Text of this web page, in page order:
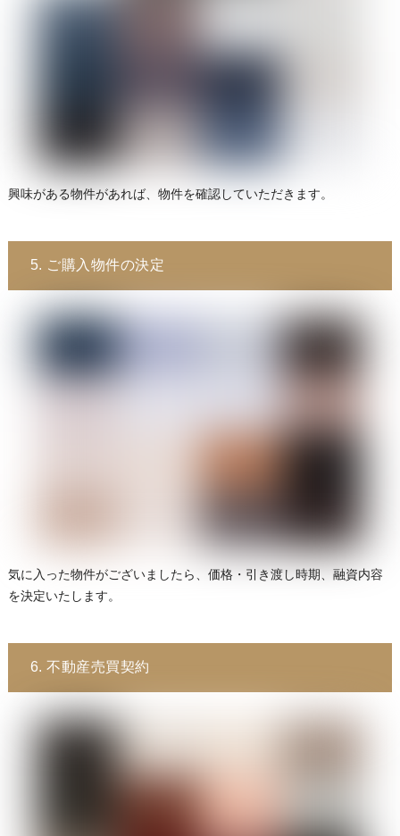
興味がある物件があれば、物件を確認していただきます。
5. ご購入物件の決定
気に入った物件がございましたら、価格・引き渡し時期、融資内容
を決定いたします。
6. 不動産売買契約